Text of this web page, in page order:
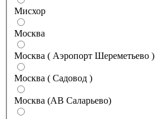
Мисхор
Москва
Москва ( Аэропорт Шереметьево )
Москва ( Садовод )
Москва (АВ Саларьево)